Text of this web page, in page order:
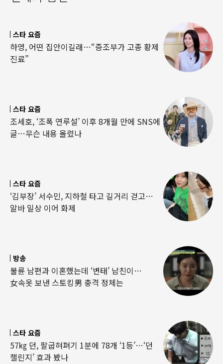
스타 요즘
하영, 어떤 집안이길래…“증조부가 고종 황제
진료”
스타 요즘
조세호, ‘조폭 연루설’ 이후 8개월 만에 SNS에
글…무슨 내용 올렸나
스타 요즘
‘김부장’ 서수민, 지하철 타고 길거리 걷고…
알바 일상 이어 화제
방송
불륜 남편과 이혼했는데 ‘변태’ 남친이…
女속옷 보낸 스토킹男 충격 정체는
스타 요즘
57㎏ 던, 팔굽혀펴기 1분에 78개 ‘1등’…‘던
챌린지’ 효과 봤나